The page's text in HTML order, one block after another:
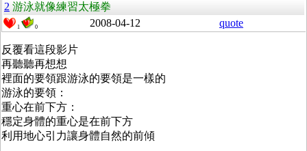
2 游泳就像練習太極拳
1 0 2008-04-12 quote
反覆看這段影片
再聽聽再想想
裡面的要領跟游泳的要領是一樣的
游泳的要領：
重心在前下方：
穩定身體的重心是在前下方
利用地心引力讓身體自然的前傾